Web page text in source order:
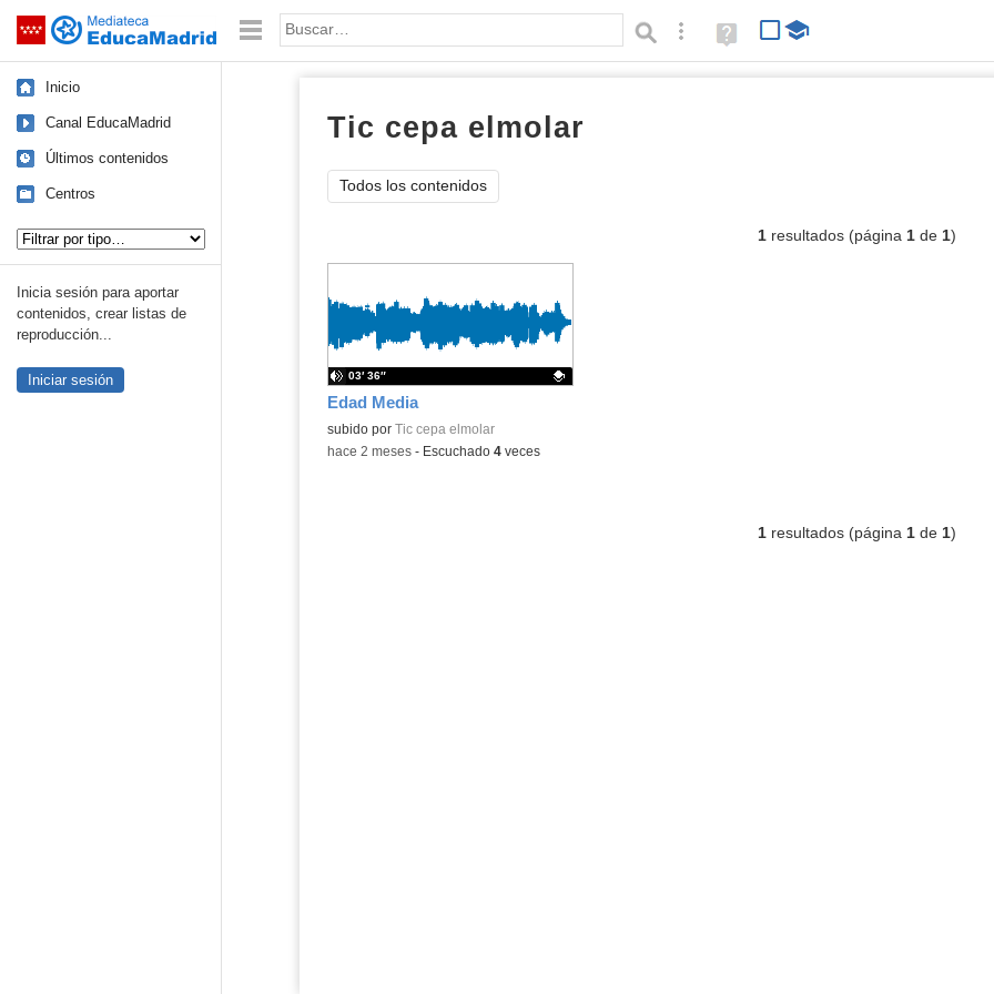
Saltar navegación Palabra o frase: Búsqueda avanzada
Ayuda
(en
Inicio
Canal EducaMadrid
Últimos contenidos
Centros
Inicia sesión para aportar
contenidos, crear listas de
reproducción...
Iniciar sesión
Tic cepa elmolar
Todos los contenidos
1resultados (página 1de 1)
Edad Media
Contenido educativo.
subido por Tic cepa elmolar
03′ 36″
-hace 2 meses- Escuchado 4veces
1resultados (página 1de 1)